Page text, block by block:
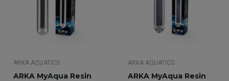
ARKA AQUATICS
ARKA MyAqua Resin
ARKA AQUATICS
ARKA MyAqua Resin